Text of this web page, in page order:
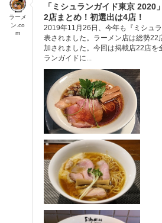
ラーメ
ン.co
m
「ミシュランガイド東京 2020
2店まとめ！初選出は4店！
2019年11月26日、今年も『ミシュ
表されました。ラーメン店は総勢22
加されました。今回は掲載店22店を
ランガイドに...